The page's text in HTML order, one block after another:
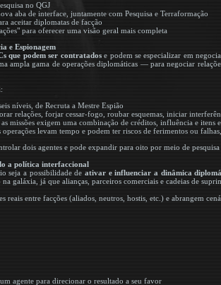
no QGJ
aba de interface, juntamente com Pesquisa e Terraformação
aceitar diplomatas de facção
para oferecer uma visão geral mais completa
e Espionagem
que podem ser contratadose podem se especializar em
ampla gama de operações diplomáticas — para negociar
níveis, de Recruta a Mestre Espião
relações, forjar cessar-fogo, roubar esquemas, iniciar
as missões exigem uma combinação de créditos, influência e
operações levam tempo e podem ter riscos de ferimentos ou
dois agentes e pode expandir para oito por meio de pesquisa
a política interfaccional
seja a possibilidade de ativar e influenciar a dinâmica
galáxia, já que alianças, parceiros comerciais e cadeias de
reais entre facções (aliados, neutros, hostis, etc.) e abrangem
agente para direcionar o resultado a seu favor